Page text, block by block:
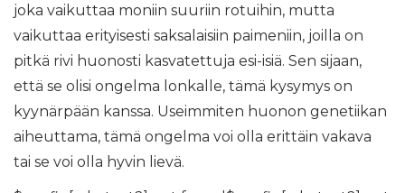
joka vaikuttaa moniin suuriin rotuihin, mutta
vaikuttaa erityisesti saksalaisiin paimeniin, joilla on
pitkä rivi huonosti kasvatettuja esi-isiä. Sen sijaan,
että se olisi ongelma lonkalle, tämä kysymys on
kyynärpään kanssa. Useimmiten huonon genetiikan
aiheuttama, tämä ongelma voi olla erittäin vakava
tai se voi olla hyvin lievä.